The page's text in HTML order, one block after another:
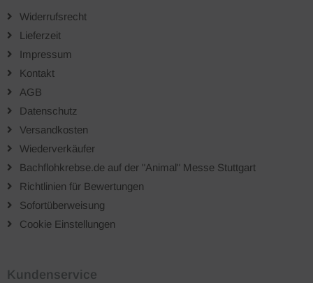
Widerrufsrecht
Lieferzeit
Impressum
Kontakt
AGB
Datenschutz
Versandkosten
Wiederverkäufer
Bachflohkrebse.de auf der "Animal" Messe Stuttgart
Richtlinien für Bewertungen
Sofortüberweisung
Cookie Einstellungen
Kundenservice